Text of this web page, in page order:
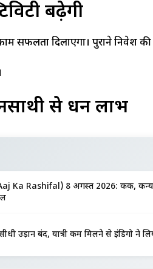
बढ़ेगी
सफलता दिलाएगा। पुराने निवेश
से धन लाभ
Ka Rashifal) 8 अगस्त 2026: कर्क,
उड़ान बंद, यात्री कम मिलने से इंडिगो ने